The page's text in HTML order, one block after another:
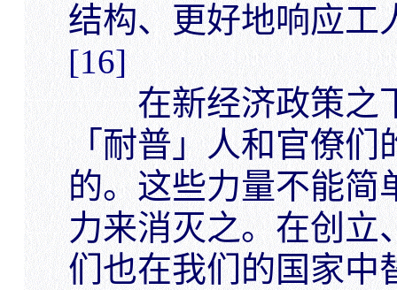
结构、更好地响应工
[16]
在新经济政策之
「耐普」人和官僚们
的。这些力量不能简
力来消灭之。在创立
们也在我们的国家中